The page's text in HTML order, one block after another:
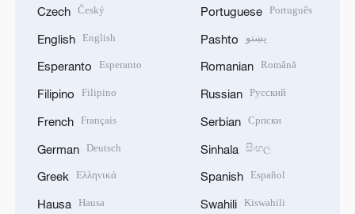
Czech Český
English English
Esperanto Esperanto
Filipino Filipino
French Français
German Deutsch
Greek Ελληνικά
Hausa Hausa
Portuguese Português
Pashto پښتو
Romanian Română
Russian Русский
Serbian Српски
Sinhala සිංහල
Spanish Español
Swahili Kiswahili